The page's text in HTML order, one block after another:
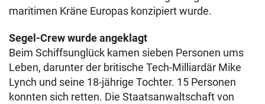
maritimen Kräne Europas konzipiert wurde.
Segel-Crew wurde angeklagt
Beim Schiffsunglück kamen sieben Personen ums
Leben, darunter der britische Tech-Milliardär Mike
Lynch und seine 18-jährige Tochter. 15 Personen
konnten sich retten. Die Staatsanwaltschaft von